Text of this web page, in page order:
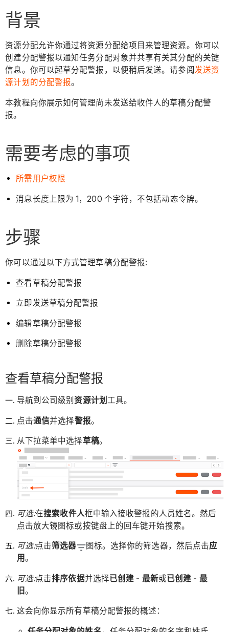
背景
资源分配允许你通过将资源分配给项目来管理资源。你可以
创建分配警报以通知任务分配对象并共享有关其分配的关键
信息。你可以起草分配警报，以便稍后发送。请参阅 发送资
源计划的分配警报。
本教程向你展示如何管理尚未发送给收件人的草稿分配警
报。
需要考虑的事项
所需用户权限
消息长度上限为 1，200 个字符，不包括动态令牌。
步骤
你可以通过以下方式管理草稿分配警报:
查看草稿分配警报
立即发送草稿分配警报
编辑草稿分配警报
删除草稿分配警报
查看草稿分配警报
导航到公司级别资源计划 工具。
点击通信并选择警报。
从下拉菜单中选择草稿。
可选:在搜索收件人框中输入接收警报的人员姓名。然后
点击放大镜图标或按键盘上的回车键开始搜索。
可选:点击筛选器 图标。选择你的筛选器，然后点击应
用。
可选:点击排序依据并选择已创建 - 最新或已创建 - 最
旧。
这会向你显示所有草稿分配警报的概述：